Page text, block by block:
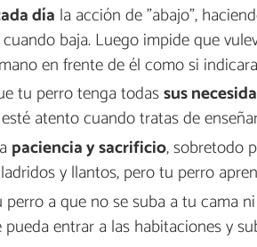
día la acción de "abajo",
baja. Luego impide que
en frente de él como si
tu perro tenga todassus
atento cuando tratas de
paciencia y sacrificio, sobretodo
y llantos, pero tu perro
perro a que no se suba a tu cama
entrar a las habitaciones y